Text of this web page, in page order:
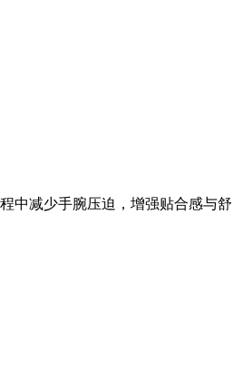
中减少手腕压迫，增强贴合感与舒